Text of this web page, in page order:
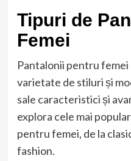
Tipuri de
Femei
Pantalonii pentru
varietate de stiluri și
sale caracteristici și
explora cele mai
pentru femei, de la
fashion.